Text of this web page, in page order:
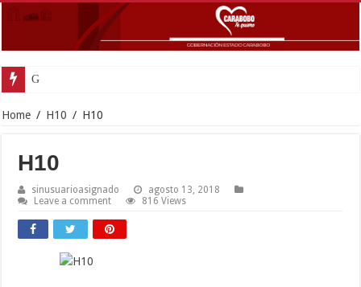
Gobernador Laca
Home / H10 / H10
H10
sinusuarioasignado
agosto 13, 2018
Leave a comment
816 Views